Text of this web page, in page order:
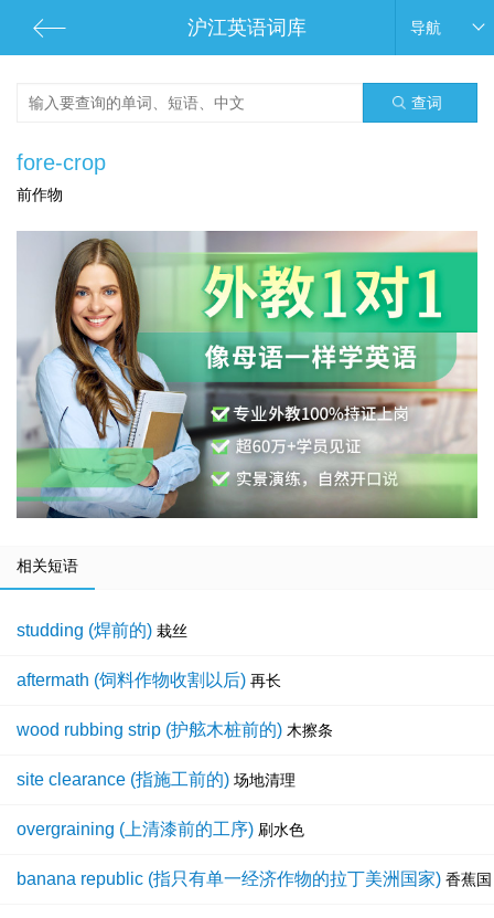
沪江英语词库 导航
查词
fore-crop
前作物
相关短语
studding (焊前的) 栽丝
aftermath (饲料作物收割以后) 再长
wood rubbing strip (护舷木桩前的) 木擦条
site clearance (指施工前的) 场地清理
overgraining (上清漆前的工序) 刷水色
banana republic (指只有单一经济作物的拉丁美洲国家) 香蕉国